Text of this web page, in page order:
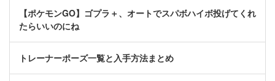
【ポケモンGO】ゴプラ＋、オートでスパボハイボ投げてくれ
たらいいのにね
トレーナーポーズ一覧と入手方法まとめ